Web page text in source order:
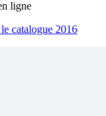
ligne
catalogue 2016